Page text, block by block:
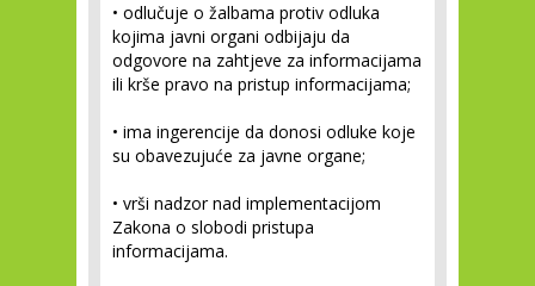
• odlučuje o žalbama protiv odluka
kojima javni organi odbijaju da
odgovore na zahtjeve za informacijama
ili krše pravo na pristup informacijama;
• ima ingerencije da donosi odluke koje
su obavezujuće za javne organe;
• vrši nadzor nad implementacijom
Zakona o slobodi pristupa
informacijama.